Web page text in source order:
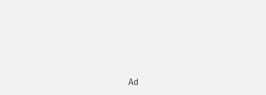
Ad